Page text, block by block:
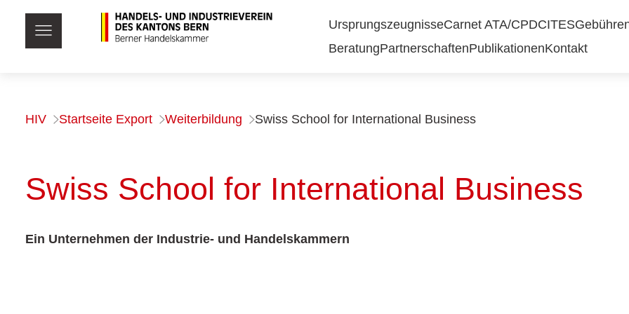
UrsprungszeugnisseCarnet ATA/CPDCITES
BeratungPartnerschaftenPublikationenKontakt
HIV Startseite Export Weiterbildung Swiss School for International Business
Swiss School for International Business
Ein Unternehmen der Industrie- und Handelskammern